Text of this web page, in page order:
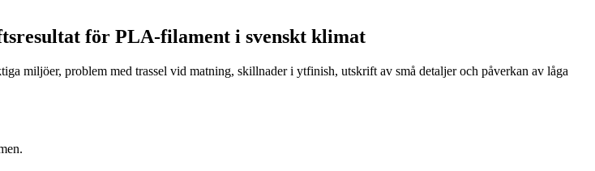
för PLA-filament i svenskt klimat
miljöer, problem med trassel vid matning, skillnader i ytfinish, utskrift av små detaljer och påverkan av låga